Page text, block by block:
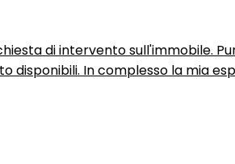
di intervento sull'immobile.
In complesso la mia